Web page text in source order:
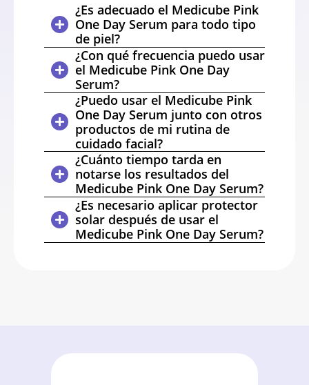
¿Es adecuado el Medicube Pink
One Day Serum para todo tipo
de piel?
¿Con qué frecuencia puedo usar
el Medicube Pink One Day
Serum?
¿Puedo usar el Medicube Pink
One Day Serum junto con otros
productos de mi rutina de
cuidado facial?
¿Cuánto tiempo tarda en
notarse los resultados del
Medicube Pink One Day Serum?
¿Es necesario aplicar protector
solar después de usar el
Medicube Pink One Day Serum?